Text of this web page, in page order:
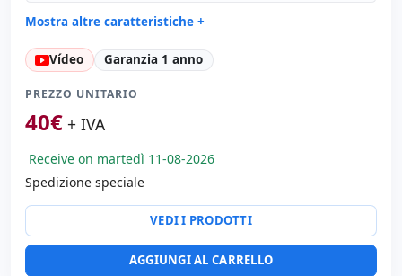
Mostra altre caratteristiche +
Led 23 '' FullHD 16: 9 · Risoluzione 1920x1080
Contrasto 1000: 1
Schermo: Punto passo 0.265 mm · Risposta 5 ms ·
Porte video:
Schermo specifico:
Supporto VESA · Peana · Regolabile
Imballaggio hR
54.4x35x24 cm.
Peso: 6.05 Kg.
Vídeo Garanzia 1 anno
PREZZO UNITARIO
40€ + IVA
Receive on martedì 11-08-2026
Spedizione speciale
VEDI I PRODOTTI
AGGIUNGI AL CARRELLO